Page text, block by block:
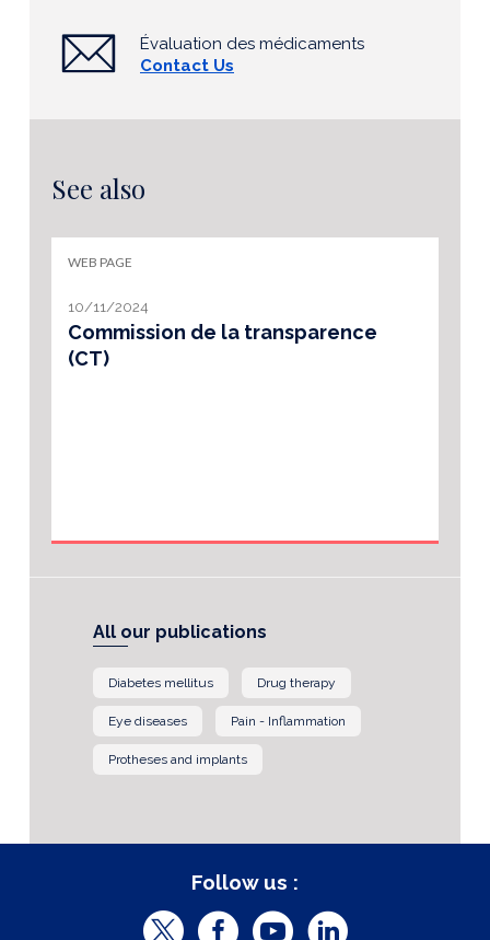
Évaluation des médicaments
Contact Us
See also
WEB PAGE
10/11/2024
Commission de la transparence
(CT)
All our publications
Diabetes mellitus Drug therapy
Eye diseases Pain - Inflammation
Protheses and implants
Follow us :
T
F
Y
L